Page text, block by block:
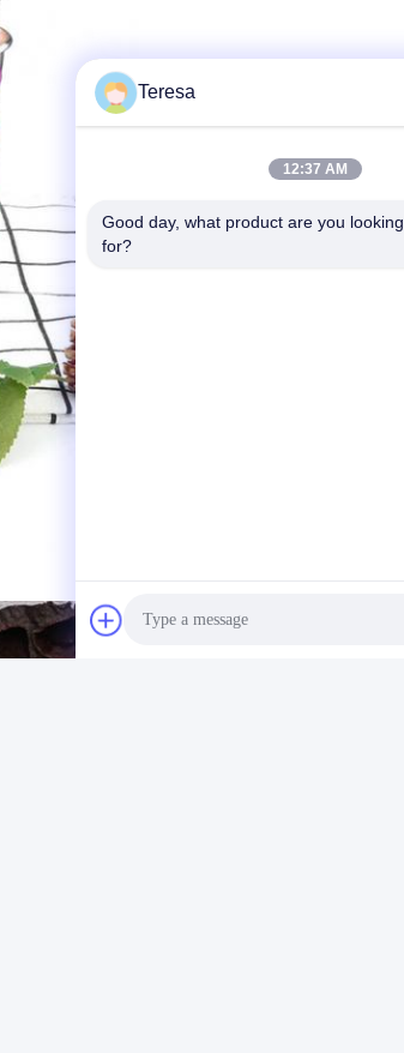
Teresa
12:37 AM
Good day, what product are you looking
for?